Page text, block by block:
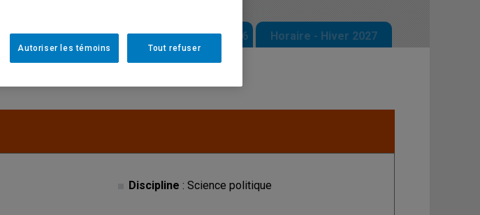
Horaire - Été 2026 Horaire - Automne 2026 Horaire - Hiver 2027
Discipline : Science politique
Tout refuser
Autoriser les témoins